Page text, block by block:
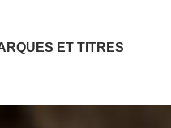
ET TITRES